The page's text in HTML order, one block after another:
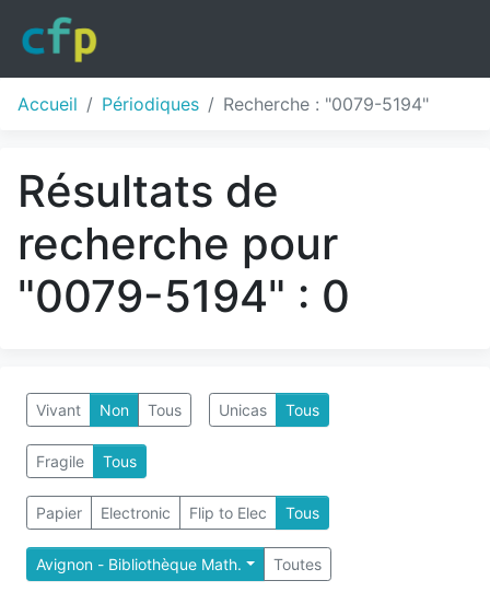
Accueil Périodiques Recherche : "0079-5194"
Résultats de
recherche pour
"0079-5194" : 0
Vivant Non Tous Unicas Tous
Fragile Tous
Papier Electronic Flip to Elec Tous
Avignon - Bibliothèque Math. Toutes